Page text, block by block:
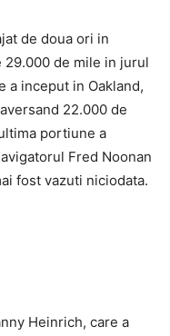
de doua ori in
29.000 de mile in jurul
a inceput in Oakland,
22.000 de
portiune a
Fred Noonan
fost vazuti niciodata.
Heinrich, care a